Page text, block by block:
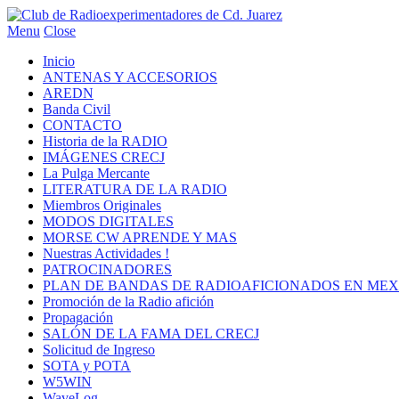
Menu Close
Inicio
ANTENAS Y ACCESORIOS
AREDN
Banda Civil
CONTACTO
Historia de la RADIO
IMÁGENES CRECJ
La Pulga Mercante
LITERATURA DE LA RADIO
Miembros Originales
MODOS DIGITALES
MORSE CW APRENDE Y MAS
Nuestras Actividades !
PATROCINADORES
PLAN DE BANDAS DE RADIOAFICIONADOS EN
Promoción de la Radio afición
Propagación
SALÓN DE LA FAMA DEL CRECJ
Solicitud de Ingreso
SOTA y POTA
W5WIN